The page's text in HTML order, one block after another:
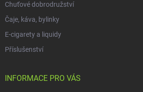
Chuťové dobrodružství
Čaje, káva, bylinky
E-cigarety a liquidy
Příslušenství
INFORMACE PRO VÁS